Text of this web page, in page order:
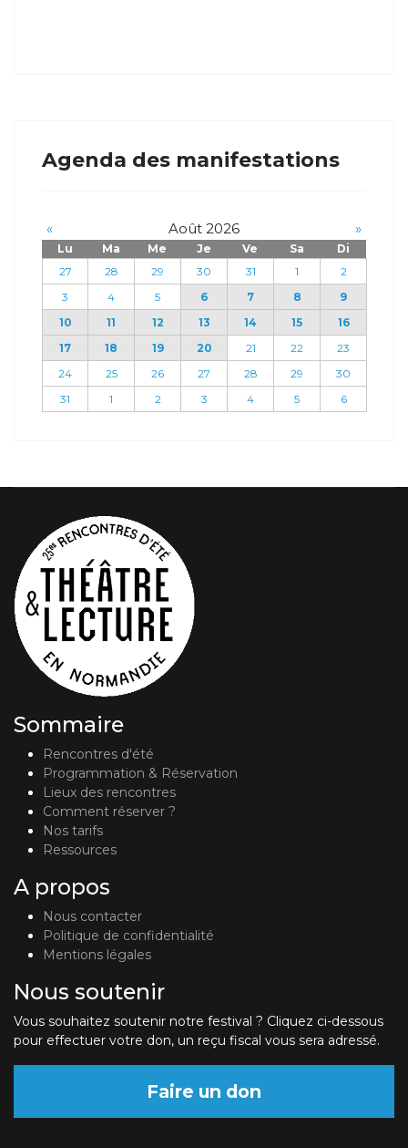
Agenda des manifestations
« Août 2026 »
Lu Ma Me Je Ve Sa
Di
27
28 29 30 31 1
2
3
4 5 6 7 8
9
10
11 12 13 14 15
16
17
18 19 20 21 22
23
24
25 26 27 28 29
30
31
1 2 3 4 5 6
Sommaire
Rencontres d'été
Programmation & Réservation
Lieux des rencontres
Comment réserver ?
Nos tarifs
Ressources
A propos
Nous contacter
Politique de confidentialité
Mentions légales
Nous soutenir
Vous souhaitez soutenir notre festival ? Cliquez ci-dessous
pour effectuer votre don, un reçu fiscal vous sera adressé.
Faire un don